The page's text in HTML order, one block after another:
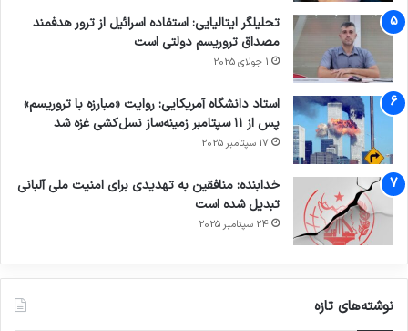
تحلیلگر ایتالیایی: استفاده اسرائیل از ترور هدفمند
مصداق تروریسم دولتی است
1 جولای 2025
استاد دانشگاه آمریکایی: روایت «مبارزه با تروریسم»
پس از ۱۱ سپتامبر زمینه‌ساز نسل‌کشی غزه شد
17 سپتامبر 2025
خدابنده: منافقین به تهدیدی برای امنیت ملی آلبانی
تبدیل شده است
24 سپتامبر 2025
نوشته‌های تازه